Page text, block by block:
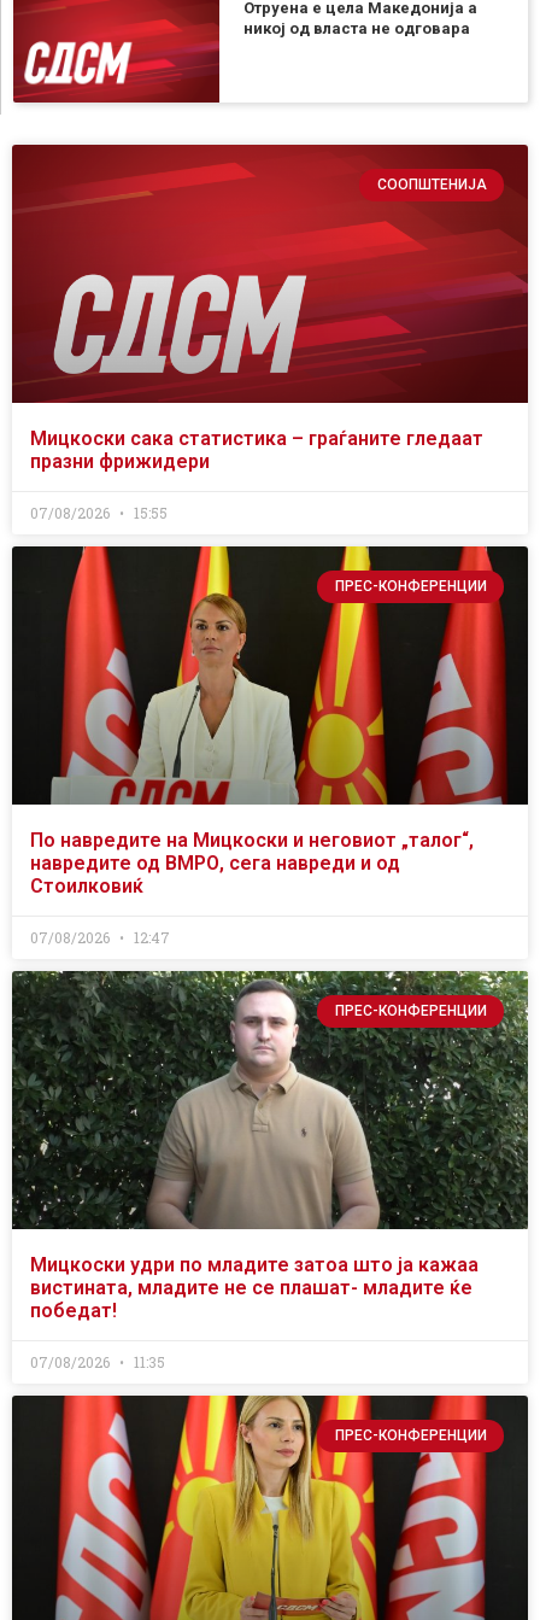
Отруена е цела Македонија а
никој од власта не одговара
СООПШТЕНИЈА
Мицкоски сака статистика – граѓаните гледаат
празни фрижидери
07/08/2026 15:55
ПРЕС-КОНФЕРЕНЦИИ
По навредите на Мицкоски и неговиот „талог“,
навредите од ВМРО, сега навреди и од
Стоилковиќ
07/08/2026 12:47
ПРЕС-КОНФЕРЕНЦИИ
Мицкоски удри по младите затоа што ја кажаа
вистината, младите не се плашат- младите ќе
победат!
07/08/2026 11:35
ПРЕС-КОНФЕРЕНЦИИ